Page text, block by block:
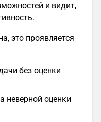
и видит,
это проявляется
без оценки
неверной оценки